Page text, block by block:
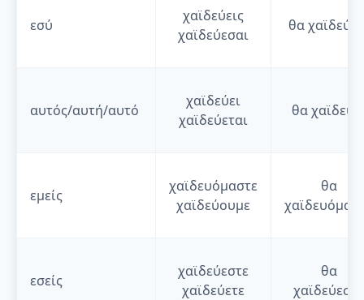
εσύ
χαϊδεύεις
χαϊδεύεσαι
θα
αυτός/αυτή/αυτό
χαϊδεύει
χαϊδεύεται
θα
εμείς
χαϊδευόμαστε
χαϊδεύουμε
θα
εσείς
χαϊδεύεστε
χαϊδεύετε
θα
χαϊδεύεστε